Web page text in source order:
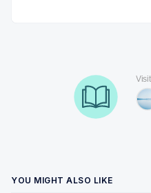
YOU MIGHT ALSO LIKE